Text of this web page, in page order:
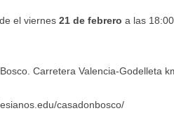
el viernes 21 de febrero a las
Carretera Valencia-Godelleta
casadonbosco/